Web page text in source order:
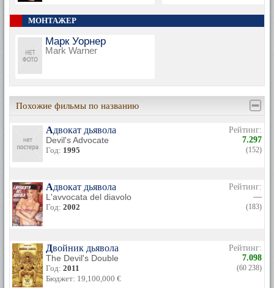
МОНТАЖЕР
Марк Уорнер
Mark Warner
Похожие фильмы по названию
Адвокат дьявола
Devil's Advocate
Год: 1995
Рейтинг:
7.297
(152)
Адвокат дьявола
L'avvocata del diavolo
Год: 2002
Рейтинг:
—
(183)
Двойник дьявола
The Devil's Double
Год: 2011
Бюджет: 19,100,000 €
Рейтинг:
7.098
(60 238)